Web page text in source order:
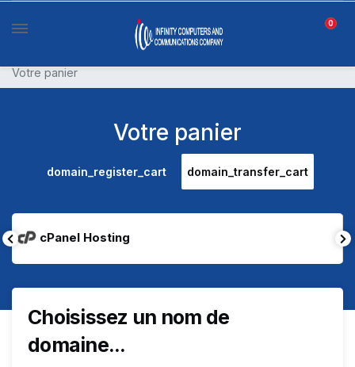
0
Votre panier
Votre panier
domain_register_cart domain_transfer_cart
cPanel Hosting
Choisissez un nom de
domaine...